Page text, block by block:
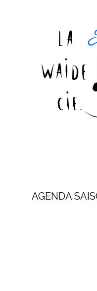
AGENDA